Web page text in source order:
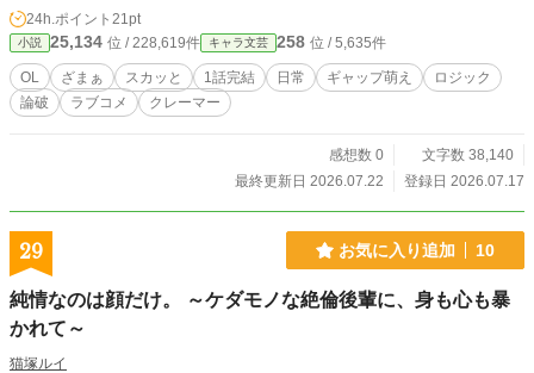
はずだった。 「神楽坂さん、今日もお疲れ様です。はい、特
製の甘いココア」 「こ、これは……自律神経調整効果を狙っ
た、極めて合理的な飲料ですね。ふ、不整脈（バグ）を検知
しました」 怜の唯一の避難所であるブックカフェのマスタ
ー・陸（りく）の前でだけは、なぜか脳内CPUがオーバーヒ
【1話約2000文字でサクッと読める、働く女性に贈るスカッ
とラブコメディ！】
24h.ポイント 21pt
小説 25,134 位 / 228,619件 キャラ文芸 258 位 / 5,635件
OL ざまぁ スカッと 1話完結 日常 ギャップ萌え
ロジック
論破
ラブコメ クレーマー
感想数 0
文字数 38,140
最終更新日 2026.07.22
登録日 2026.07.17
29 お気に入り追加 10
純情なのは顔だけ。 ～ケダモノな絶倫後輩に、身も心も暴
かれて～
猫塚ルイ